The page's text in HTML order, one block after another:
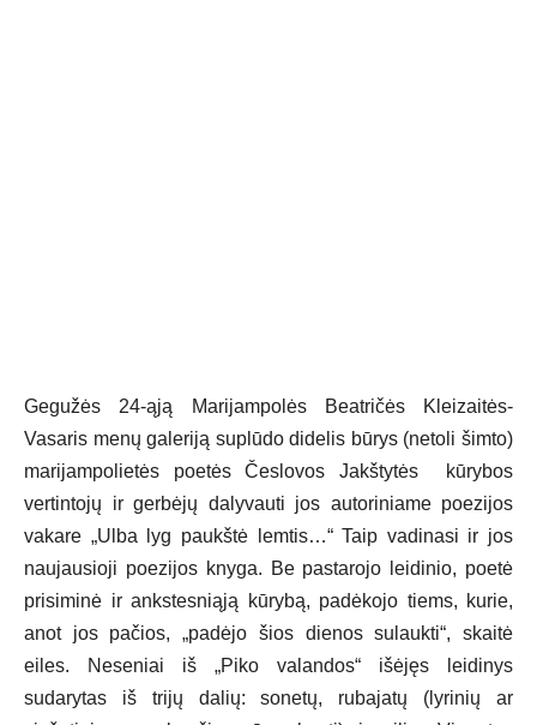
Gegužės 24-ąją Marijampolės Beatričės Kleizaitės-
Vasaris menų galeriją suplūdo didelis būrys (netoli šimto)
marijampolietės poetės Česlovos Jakštytės kūrybos
vertintojų ir gerbėjų dalyvauti jos autoriniame poezijos
vakare „Ulba lyg paukštė lemtis…“ Taip vadinasi ir jos
naujausioji poezijos knyga. Be pastarojo leidinio, poetė
prisiminė ir ankstesniąją kūrybą, padėkojo tiems, kurie,
anot jos pačios, „padėjo šios dienos sulaukti“, skaitė
eiles. Neseniai iš „Piko valandos“ išėjęs leidinys
sudarytas iš trijų dalių: sonetų, rubajatų (lyrinių ar